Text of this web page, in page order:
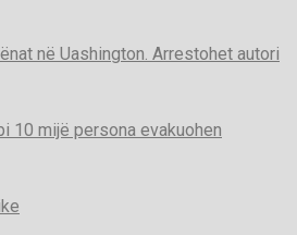
në Uashington. Arrestohet autori
10 mijë persona evakuohen